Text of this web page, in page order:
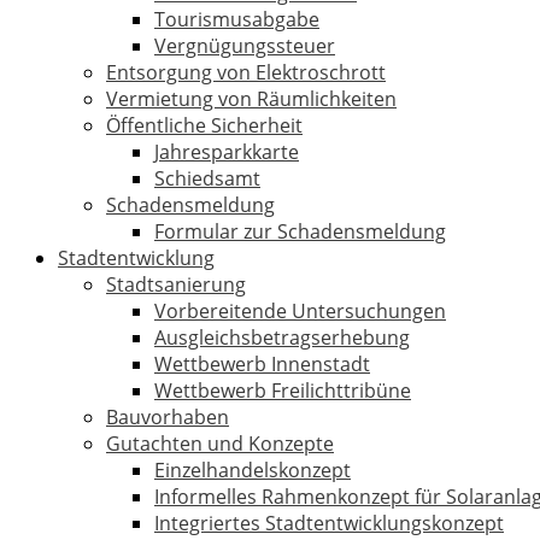
Tourismusabgabe
Vergnügungssteuer
Entsorgung von Elektroschrott
Vermietung von Räumlichkeiten
Öffentliche Sicherheit
Jahresparkkarte
Schiedsamt
Schadensmeldung
Formular zur Schadensmeldung
Stadtentwicklung
Stadtsanierung
Vorbereitende Untersuchungen
Ausgleichsbetragserhebung
Wettbewerb Innenstadt
Wettbewerb Freilichttribüne
Bauvorhaben
Gutachten und Konzepte
Einzelhandelskonzept
Informelles Rahmenkonzept für
Integriertes Stadtentwicklungskonzept